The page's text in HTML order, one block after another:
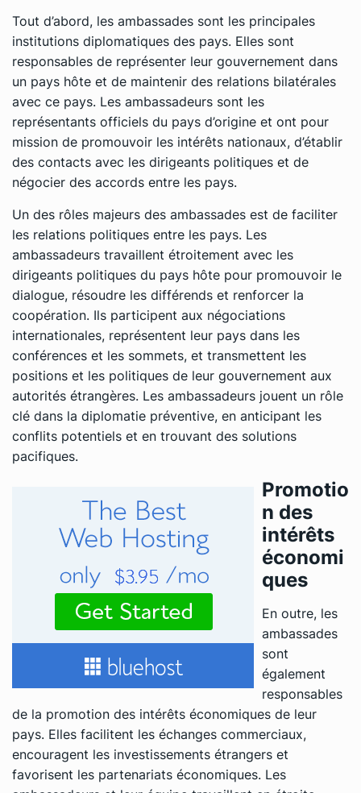
Tout d’abord, les ambassades sont les principales
institutions diplomatiques des pays. Elles sont
responsables de représenter leur gouvernement dans
un pays hôte et de maintenir des relations bilatérales
avec ce pays. Les ambassadeurs sont les
représentants officiels du pays d’origine et ont pour
mission de promouvoir les intérêts nationaux, d’établir
des contacts avec les dirigeants politiques et de
négocier des accords entre les pays.
Un des rôles majeurs des ambassades est de faciliter
les relations politiques entre les pays. Les
ambassadeurs travaillent étroitement avec les
dirigeants politiques du pays hôte pour promouvoir le
dialogue, résoudre les différends et renforcer la
coopération. Ils participent aux négociations
internationales, représentent leur pays dans les
conférences et les sommets, et transmettent les
positions et les politiques de leur gouvernement aux
autorités étrangères. Les ambassadeurs jouent un rôle
clé dans la diplomatie préventive, en anticipant les
conflits potentiels et en trouvant des solutions
pacifiques.
Promotio
n des
intérêts
économi
ques
En outre, les
ambassades
sont
également
responsables
de la promotion des intérêts économiques de leur
pays. Elles facilitent les échanges commerciaux,
encouragent les investissements étrangers et
favorisent les partenariats économiques. Les